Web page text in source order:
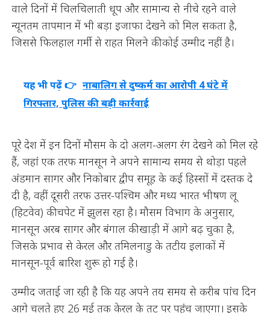
वाले दिनों में चिलचिलाती धूप और सामान्य से नीचे रहने वाले
न्यूनतम तापमान में भी बड़ा इजाफा देखने को मिल सकता है,
जिससे फिलहाल गर्मी से राहत मिलने की कोई उम्मीद नहीं है।
यह भी पढ़ें 👉 नाबालिग से दुष्कर्म का आरोपी 4 घंटे में
गिरफ्तार, पुलिस की बड़ी कार्रवाई
पूरे देश में इन दिनों मौसम के दो अलग-अलग रंग देखने को मिल रहे
हैं, जहां एक तरफ मानसून ने अपने सामान्य समय से थोड़ा पहले
अंडमान सागर और निकोबार द्वीप समूह के कई हिस्सों में दस्तक दे
दी है, वहीं दूसरी तरफ उत्तर-पश्चिम और मध्य भारत भीषण लू
(हिटवेव) की चपेट में झुलस रहा है। मौसम विभाग के अनुसार,
मानसून अरब सागर और बंगाल की खाड़ी में आगे बढ़ चुका है,
जिसके प्रभाव से केरल और तमिलनाडु के तटीय इलाकों में
मानसून-पूर्व बारिश शुरू हो गई है।
उम्मीद जताई जा रही है कि यह अपने तय समय से करीब पांच दिन
आगे चलते हुए 26 मई तक केरल के तट पर पहुंच जाएगा। इसके